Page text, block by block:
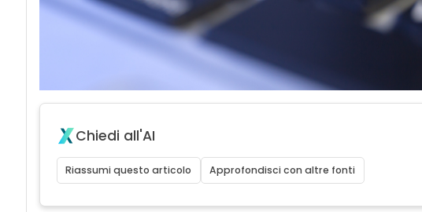
Chiedi all'AI
Riassumi questo articolo Approfondisci con altre fonti